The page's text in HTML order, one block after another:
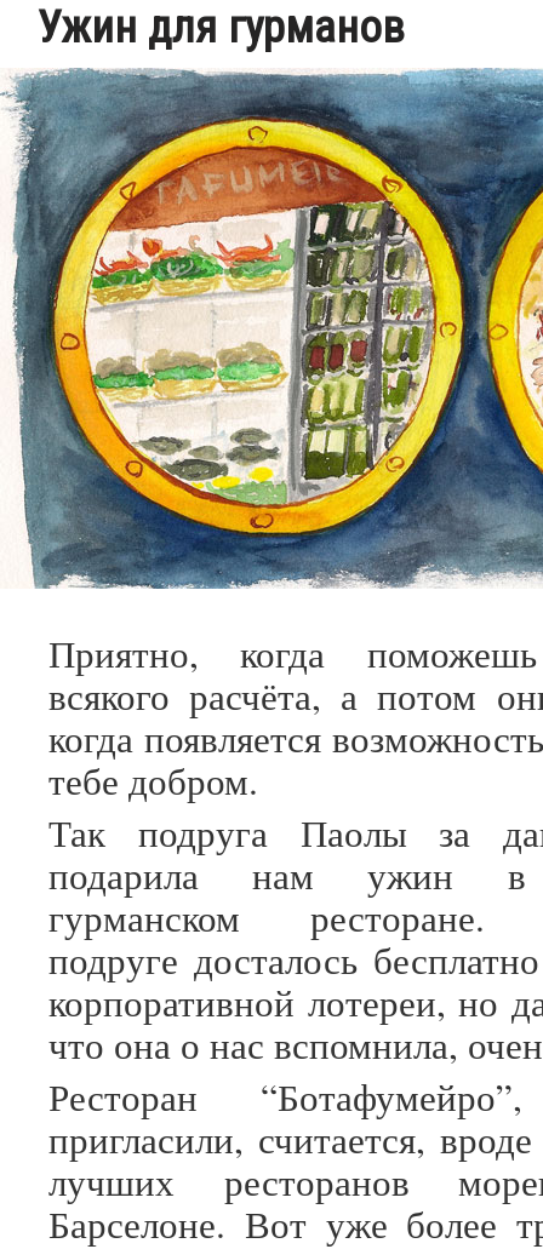
Ужин для гурманов
Приятно, когда
всякого расчёта, а потом
когда появляется
тебе добром.
Так подруга Паолы за
подарила нам ужин в
гурманском ресторане.
подруге досталось
корпоративной лотереи, но
что она о нас вспомнила,
Ресторан
пригласили, считается,
лучших ресторанов
Барселоне. Вот уже более